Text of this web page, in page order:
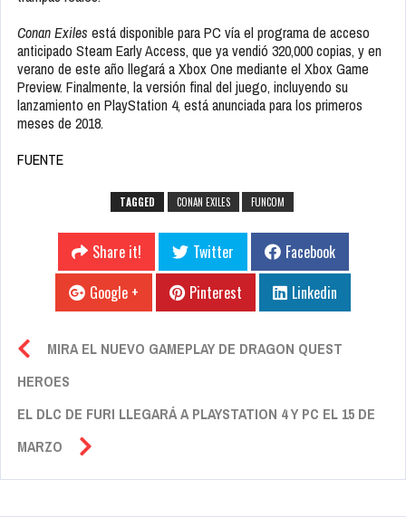
Conan Exiles está disponible para PC vía el programa de acceso
anticipado Steam Early Access, que ya vendió 320,000 copias, y en
verano de este año llegará a Xbox One mediante el Xbox Game
Preview. Finalmente, la versión final del juego, incluyendo su
lanzamiento en PlayStation 4, está anunciada para los primeros
meses de 2018.
FUENTE
TAGGED CONAN EXILES FUNCOM
Share it! Twitter
Facebook
Google +
Pinterest Linkedin
MIRA EL NUEVO GAMEPLAY DE DRAGON QUEST
HEROES
EL DLC DE FURI LLEGARÁ A PLAYSTATION 4 Y PC EL 15 DE
MARZO